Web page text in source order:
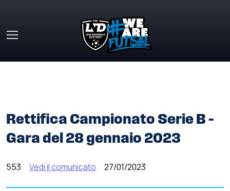
Rettifica Campionato Serie B –
Gara del 28 gennaio 2023
553 Vedi il comunicato 27/01/2023